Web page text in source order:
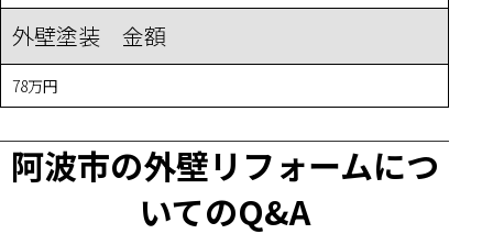
外壁塗装 金額
78万円
阿波市の外壁リフォームにつ
いてのQ&A